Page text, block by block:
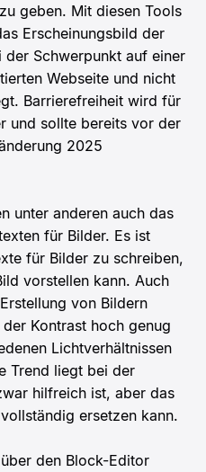
geben. Mit diesen Tools
Erscheinungsbild der
Schwerpunkt auf einer
Webseite und nicht
Barrierefreiheit wird für
und sollte bereits vor der
2025
unter anderen auch das
für Bilder. Es ist
für Bilder zu schreiben,
vorstellen kann. Auch
von Bildern
Kontrast hoch genug
Lichtverhältnissen
Trend liegt bei der
hilfreich ist, aber das
ersetzen kann.
den Block-Editor